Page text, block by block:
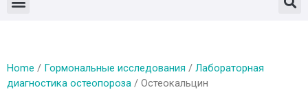
Home / Гормональные исследования / Лабораторная
диагностика остеопороза / Остеокальцин